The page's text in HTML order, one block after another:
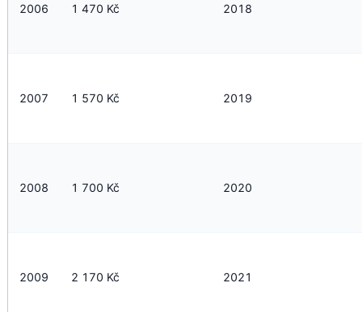
2006 1 470 Kč 2018
2007 1 570 Kč 2019
2008 1 700 Kč 2020
2009 2 170 Kč 2021